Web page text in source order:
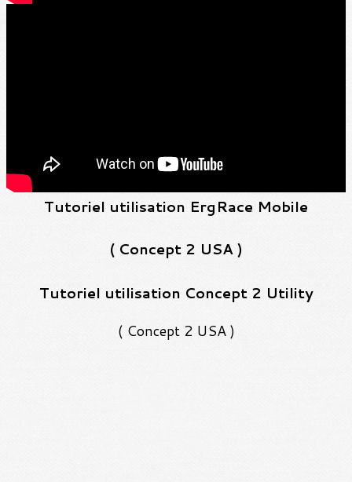
Tutoriel utilisation ErgRace Mobile
( Concept 2 USA )
Tutoriel utilisation Concept 2 Utility
( Concept 2 USA )